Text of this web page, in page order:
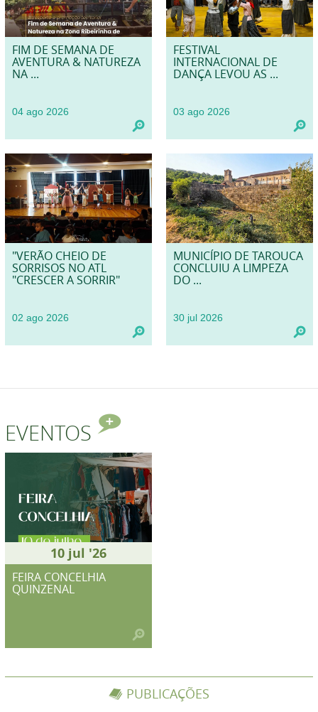
FIM DE SEMANA DE
AVENTURA & NATUREZA
NA ...
04 ago 2026
FESTIVAL
INTERNACIONAL DE
DANÇA LEVOU AS ...
03 ago 2026
"VERÃO CHEIO DE
SORRISOS NO ATL
"CRESCER A SORRIR"
02 ago 2026
MUNICÍPIO DE TAROUCA
CONCLUIU A LIMPEZA
DO ...
30 jul 2026
EVENTOS
10 jul '26
FEIRA CONCELHIA
QUINZENAL
PUBLICAÇÕES